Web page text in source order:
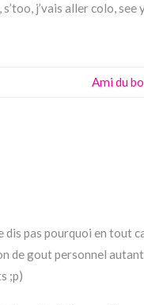
j’vais aller colo, see
Ami du
dis pas pourquoi en tout
de gout personnel
;p)